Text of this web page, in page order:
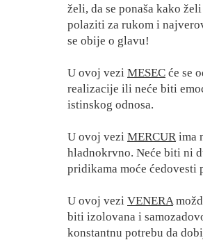
želi, da se ponaša kako
polaziti za rukom i
se obije o glavu!
U ovoj vezi MESEC će se
realizacije ili neće biti
istinskog odnosa.
U ovoj vezi MERCUR ima
hladnokrvno. Neće biti ni
pridikama moće ćedovesti
U ovoj vezi VENERA
biti izolovana i
konstantnu potrebu da